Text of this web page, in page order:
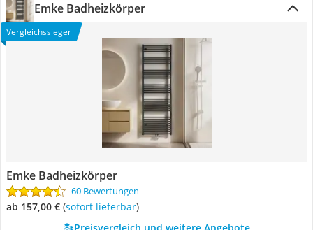
Emke Badheizkörper
Vergleichssieger
Emke Badheizkörper
60 Bewertungen
ab 157,00 € ( Sofort lieferbar)